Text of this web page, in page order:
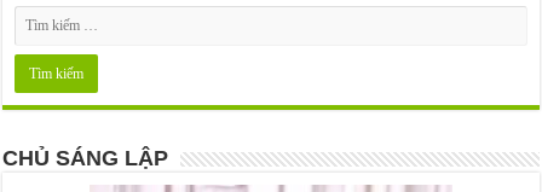
CHỦ SÁNG LẬP